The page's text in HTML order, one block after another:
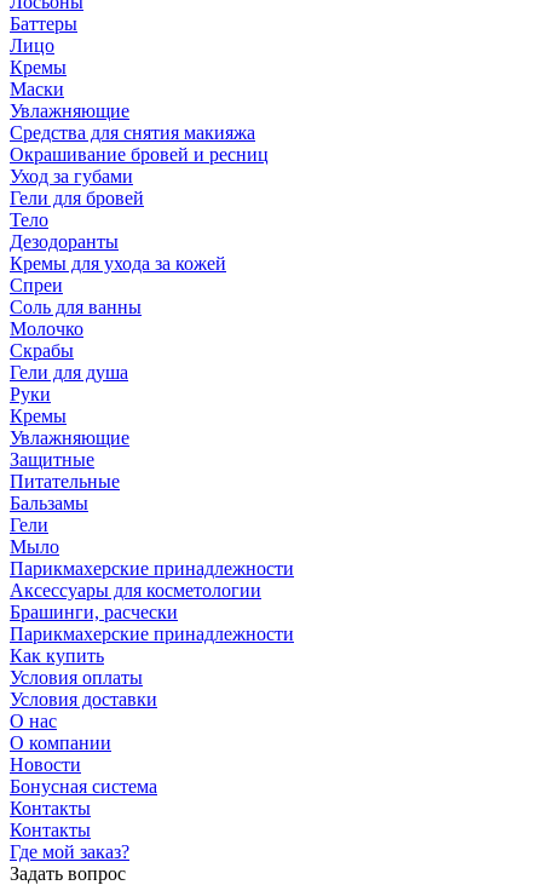
Баттеры
Лицо
Кремы
Маски
Увлажняющие
Средства для снятия макияжа
Окрашивание бровей и ресниц
Уход за губами
Гели для бровей
Тело
Дезодоранты
Кремы для ухода за кожей
Спреи
Соль для ванны
Молочко
Скрабы
Гели для душа
Руки
Кремы
Увлажняющие
Защитные
Питательные
Бальзамы
Гели
Мыло
Парикмахерские принадлежности
Аксессуары для косметологии
Брашинги, расчески
Парикмахерские принадлежности
Как купить
Условия оплаты
Условия доставки
О нас
О компании
Новости
Бонусная система
Контакты
Контакты
Где мой заказ?
Задать вопрос